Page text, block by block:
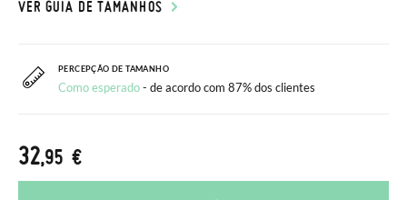
VER GUIA DE TAMANHOS
PERCEPÇÃO DE TAMANHO
Como esperado- de acordo com 87% dos clientes
32,95 €